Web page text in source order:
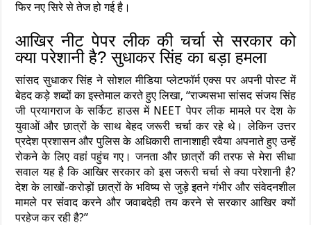
फिर नए सिरे से तेज हो गई है।
आखिर नीट पेपर लीक की चर्चा से सरकार को
क्या परेशानी है? सुधाकर सिंह का बड़ा हमला
सांसद सुधाकर सिंह ने सोशल मीडिया प्लेटफॉर्म एक्स पर अपनी पोस्ट में
बेहद कड़े शब्दों का इस्तेमाल करते हुए लिखा, “राज्यसभा सांसद संजय सिंह
जी प्रयागराज के सर्किट हाउस में NEET पेपर लीक मामले पर देश के
युवाओं और छात्रों के साथ बेहद जरूरी चर्चा कर रहे थे। लेकिन उत्तर
प्रदेश प्रशासन और पुलिस के अधिकारी तानाशाही रवैया अपनाते हुए उन्हें
रोकने के लिए वहां पहुंच गए। जनता और छात्रों की तरफ से मेरा सीधा
सवाल यह है कि आखिर सरकार को इस जरूरी चर्चा से क्या परेशानी है?
देश के लाखों-करोड़ों छात्रों के भविष्य से जुड़े इतने गंभीर और संवेदनशील
मामले पर संवाद करने और जवाबदेही तय करने से सरकार आखिर क्यों
परहेज कर रही है?”